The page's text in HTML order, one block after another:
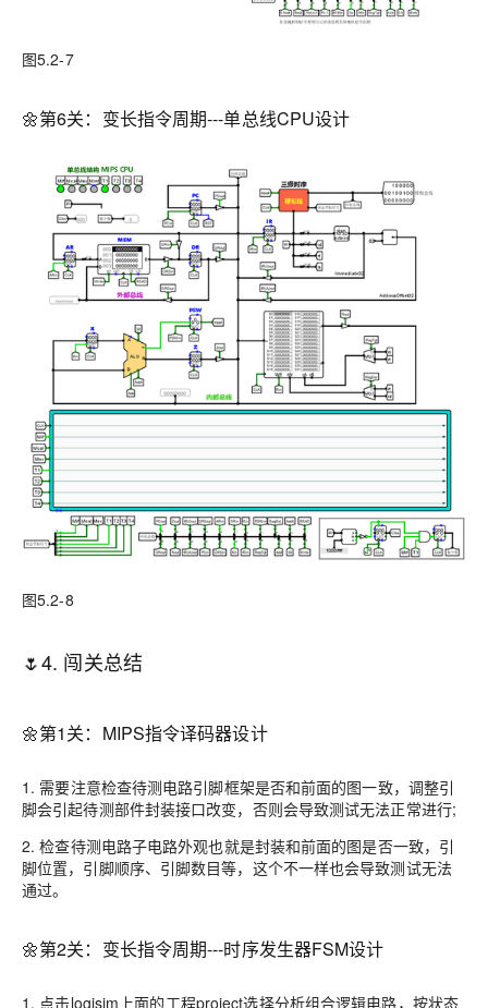
图5.2-7
🌼第6关：变长指令周期---单总线CPU设计
图5.2-8
🌷4. 闯关总结
🌼第1关：MIPS指令译码器设计
1. 需要注意检查待测电路引脚框架是否和前面的图一致，调整引
脚会引起待测部件封装接口改变，否则会导致测试无法正常进行;
2. 检查待测电路子电路外观也就是封装和前面的图是否一致，引
脚位置，引脚顺序、引脚数目等，这个不一样也会导致测试无法
通过。
🌼第2关：变长指令周期---时序发生器FSM设计
1. 点击logisim上面的工程project选择分析组合逻辑电路，按状态